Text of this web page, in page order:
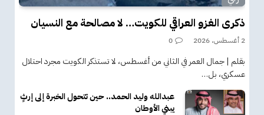
ذكرى الغزو العراقي للكويت… لا مصالحة مع النسيان
2 أغسطس، 2026 0
بقلم | جمال العمر في الثاني من أغسطس، لا تستذكر الكويت مجرد احتلال
عسكري، بل…
عبدالله وليد الحمد.. حين تتحول الخبرة إلى إرثٍ
يبني الأوطان